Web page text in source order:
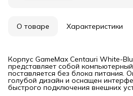
О товаре Характеристики
Корпус GameMax Centauri White-
представляет собой
поставляется без блока питания.
голубой дизайн и оснащен
быстрого подключения внешних